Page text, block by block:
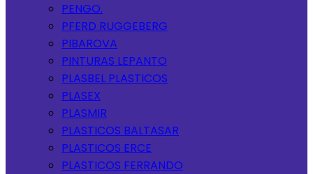
PENGO.
PFERD RUGGEBERG
PIBAROVA
PINTURAS LEPANTO
PLASBEL PLASTICOS
PLASEX
PLASMIR
PLASTICOS BALTASAR
PLASTICOS ERCE
PLASTICOS FERRANDO